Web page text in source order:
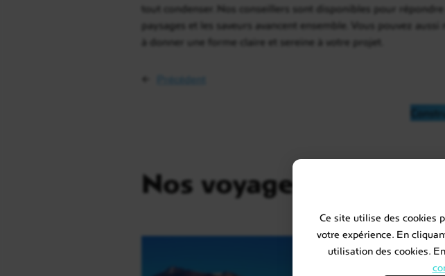
Ce site utilise des cookies
votre expérience. En
utilisation des cookies.
tout condenser. Nos conseillers sont disponibles pour
paysages et les saveurs avancent ensemble. Vous pouvez
à donner une forme claire et sereine à votre projet.
←
Nos voyages sur